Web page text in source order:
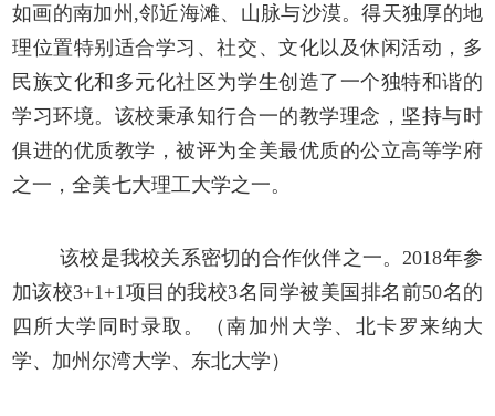
如画的南加州,邻近海滩、山脉与沙漠。得天独厚的地
理位置特别适合学习、社交、文化以及休闲活动，多
民族文化和多元化社区为学生创造了一个独特和谐的
学习环境。该校秉承知行合一的教学理念，坚持与时
俱进的优质教学，被评为全美最优质的公立高等学府
之一，全美七大理工大学之一。
该校是我校关系密切的合作伙伴之一。 2018年参
加该校3+1+1项目的我校3名同学被美国排名前50名的
四所大学同时录取。（南加州大学、北卡罗来纳大
学、加州尔湾大学、东北大学）